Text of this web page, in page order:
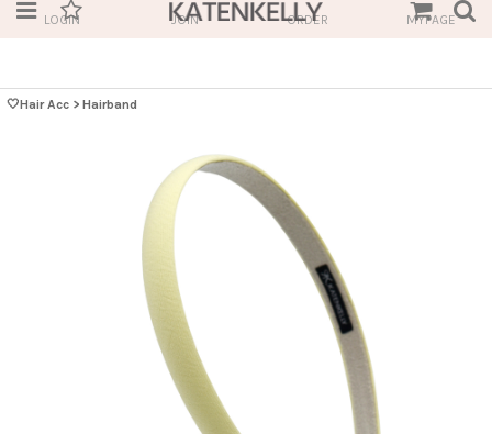
LOGIN JOIN ORDER MYPAGE
🤍Hair Acc > Hairband